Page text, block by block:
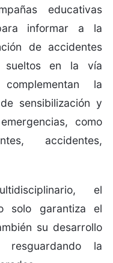
educativas
informar a la
de accidentes
sueltos en la vía
la
sensibilización y
como
accidentes,
el
solo garantiza el
su desarrollo
resguardando la